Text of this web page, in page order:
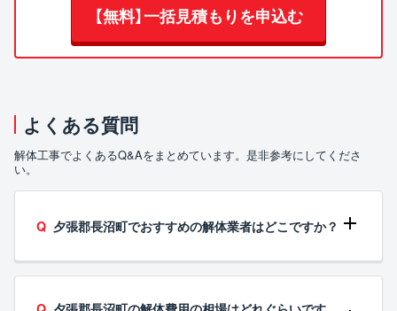
【無料】一括見積もりを申込む
よくある質問
解体工事でよくあるQ&Aをまとめています。是非参考にしてくださ
い。
夕張郡長沼町でおすすめの解体業者はどこですか？